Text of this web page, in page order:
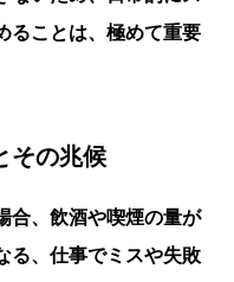
ることは、極めて重要
その兆候
合、飲酒や喫煙の量が
る、仕事でミスや失敗